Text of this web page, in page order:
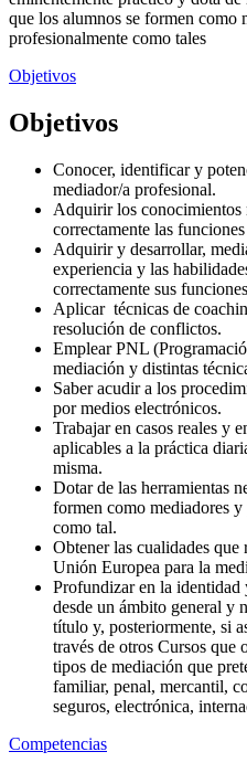
que los alumnos se formen como
profesionalmente como tales
Objetivos
Objetivos
Conocer, identificar y
mediador/a profesional.
Adquirir los conocimientos
correctamente las
Adquirir y desarrollar,
experiencia y las
correctamente sus
Aplicar técnicas de
resolución de conflictos.
Emplear PNL
mediación y distintas
Saber acudir a los
por medios electrónicos.
Trabajar en casos reales y
aplicables a la práctica
misma.
Dotar de las herramientas
formen como mediadores
como tal.
Obtener las cualidades
Unión Europea para la
Profundizar en la identidad
desde un ámbito general y
título y, posteriormente, si
través de otros Cursos que
tipos de mediación que
familiar, penal, mercantil,
seguros, electrónica,
Competencias